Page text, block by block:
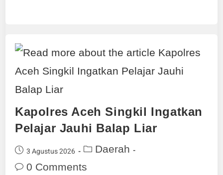
Kapolres Aceh Singkil Ingatkan
Pelajar Jauhi Balap Liar
3 Agustus 2026
Daerah
0 Comments